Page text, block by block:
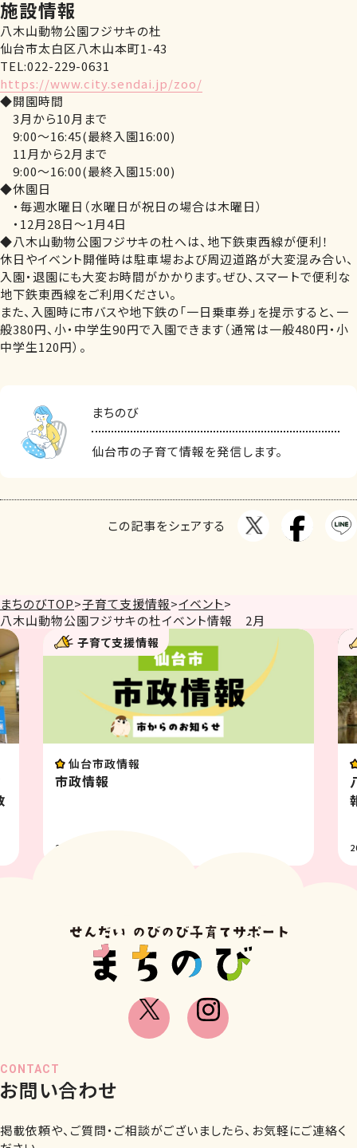
施設情報
八木山動物公園フジサキの杜
仙台市太白区八木山本町1-43
TEL:022-229-0631
https://www.city.sendai.jp/zoo/
◆開園時間
3月から10月まで
9:00～16:45(最終入園16:00)
11月から2月まで
9:00～16:00(最終入園15:00)
◆休園日
・毎週水曜日（水曜日が祝日の場合は木曜日）
・12月28日～1月4日
◆八木山動物公園フジサキの杜へは、地下鉄東西線が便利！
休日やイベント開催時は駐車場および周辺道路が大変混み合い、
入園・退園にも大変お時間がかかります。ぜひ、スマートで便利な
地下鉄東西線をご利用ください。
また、入園時に市バスや地下鉄の「一日乗車券」を提示すると、一
般380円、小・中学生90円で入園できます（通常は一般480円・小
中学生120円）。
まちのび
仙台市の子育て情報を発信します。
この記事をシェアする
まちのびTOP>子育て支援情報>イベント>
八木山動物公園フジサキの杜イベント情報 2月
子育て支援情報
仙台市政情報
市政情報
2026.07.31
八
CONTACT
お問い合わせ
掲載依頼や、ご質問・ご相談がございましたら、お気軽にご連絡く